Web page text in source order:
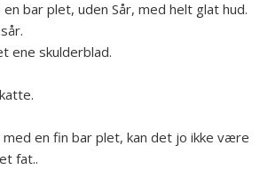
bar plet, uden Sår, med helt glat hud.
ene skulderblad.
en fin bar plet, kan det jo ikke være
fat..